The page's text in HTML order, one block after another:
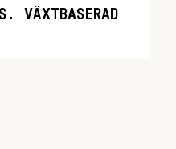
VÄXTBASERAD